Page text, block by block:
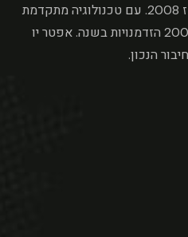
מחברים אנשים להזדמנויות מאז 2008. עם טכנולוגיה מתקדמת
וצוות מקצועי, יצרנו מעל 200,000 הזדמנויות בשנה. אפטר יו
הנכון.